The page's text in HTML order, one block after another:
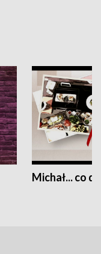
Michał... co